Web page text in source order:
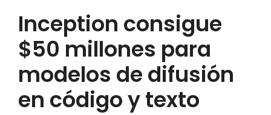
Inception consigue
$50 millones para
modelos de difusión
en código y texto